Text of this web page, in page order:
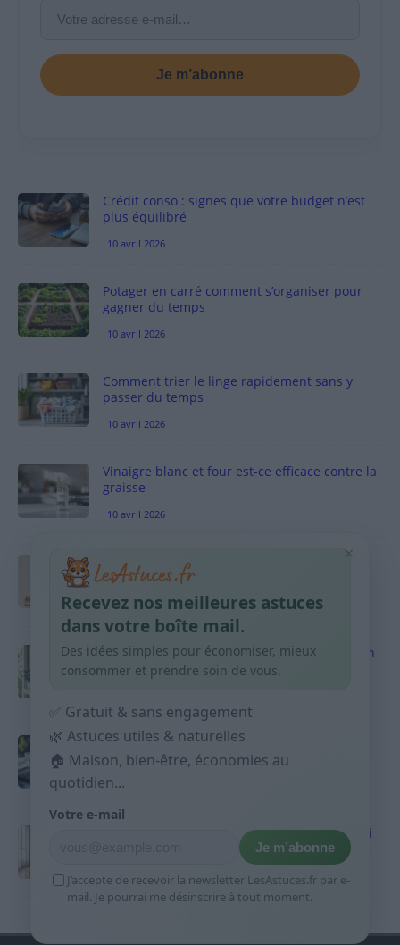
Je m’abonne
Crédit conso : signes que votre budget n’est
plus équilibré
10 avril 2026
Potager en carré comment s’organiser pour
gagner du temps
10 avril 2026
Comment trier le linge rapidement sans y
passer du temps
10 avril 2026
Vinaigre blanc et four est-ce efficace contre la
graisse
10 avril 2026
Taches pigmentaires : routine simple +
habitudes qui aident
9 avril 2026
Produits ménagers : comment économiser en
courses sans acheter 10 sprays
Budget mensuel : méthode rapide pour
répartir son salaire dès le jour de paie
9 avril 2026
Sport 10 minutes par jour est-ce utile et quoi
9 avril 2026
×
Recevez nos meilleures astuces
dans votre boîte mail.
Des idées simples pour économiser, mieux
consommer et prendre soin de vous.
✅ Gratuit & sans engagement
🌿 Astuces utiles & naturelles
🏠 Maison, bien-être, économies au
quotidien...
Votre e-mail
Je m’abonne
J’accepte de recevoir la newsletter LesAstuces.fr par e-
mail. Je pourrai me désinscrire à tout moment.